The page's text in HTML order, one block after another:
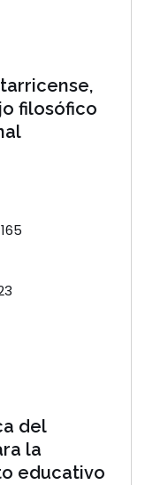
filosófico
del
la
educativo